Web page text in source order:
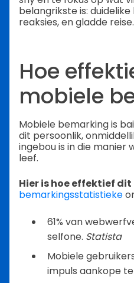
belangrikste is:
reaksies, en gladde reise.
Hoe
mobiele
Mobiele bemarking is
dit persoonlik,
ingebou is in die manier
leef.
Hier is hoe effektief dit
bemarkingsstatistieke
61% van
selfone. Statista
Mobiele
impuls aankope